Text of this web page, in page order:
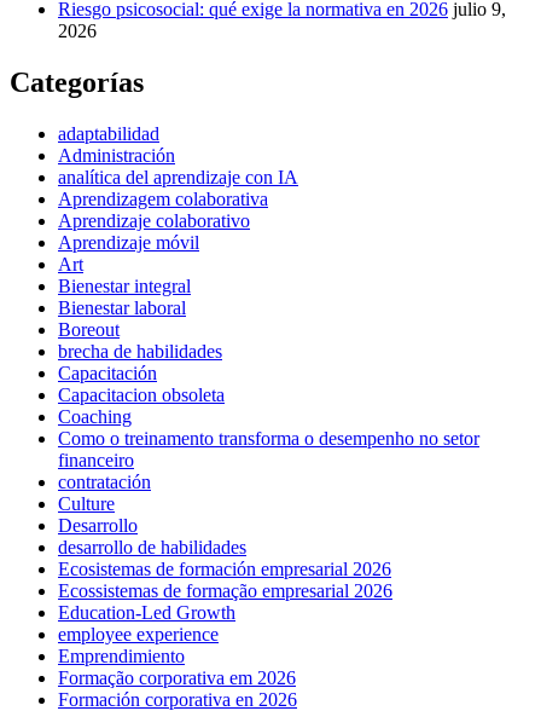
Riesgo psicosocial: qué exige la normativa en 2026 julio 9,
2026
Categorías
adaptabilidad
Administración
analítica del aprendizaje con IA
Aprendizagem colaborativa
Aprendizaje colaborativo
Aprendizaje móvil
Art
Bienestar integral
Bienestar laboral
Boreout
brecha de habilidades
Capacitación
Capacitacion obsoleta
Coaching
Como o treinamento transforma o desempenho no setor
financeiro
contratación
Culture
Desarrollo
desarrollo de habilidades
Ecosistemas de formación empresarial 2026
Ecossistemas de formação empresarial 2026
Education-Led Growth
employee experience
Emprendimiento
Formação corporativa em 2026
Formación corporativa en 2026